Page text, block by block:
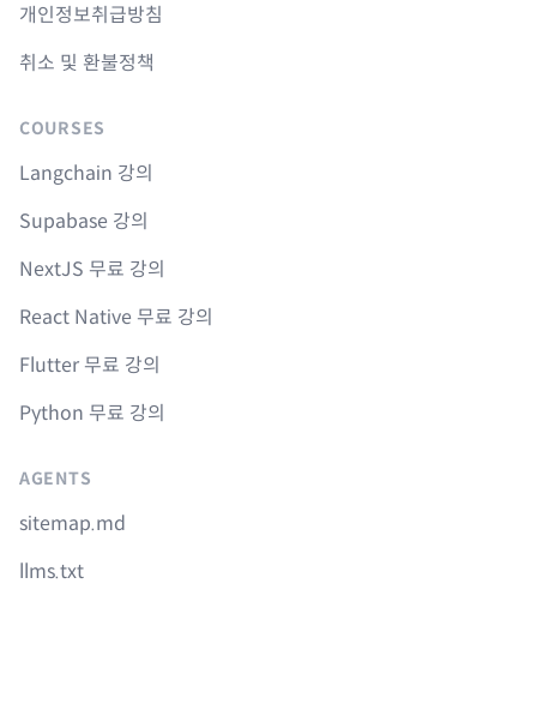
개인정보취급방침
취소 및 환불정책
COURSES
Langchain 강의
Supabase 강의
NextJS 무료 강의
React Native 무료 강의
Flutter 무료 강의
Python 무료 강의
AGENTS
sitemap.md
llms.txt